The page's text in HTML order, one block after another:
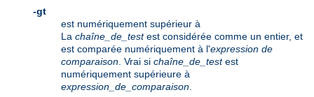
-gt
est numériquement supérieur à
La chaîne_de_testest considérée comme un entier, et
est comparée numériquement à l'expression de
comparaison . Vrai si chaîne_de_testest
numériquement supérieure à
expression_de_comparaison